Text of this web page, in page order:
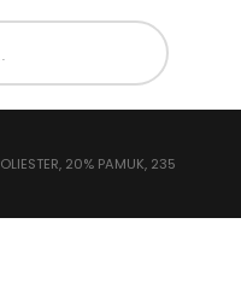
20% PAMUK, 235